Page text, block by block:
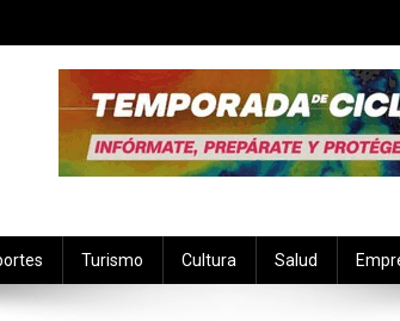
Turismo Cultura Salud